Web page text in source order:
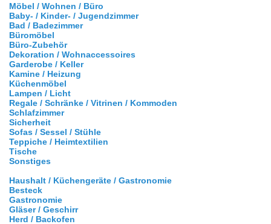
Möbel / Wohnen / Büro
Baby- / Kinder- / Jugendzimmer
Bad / Badezimmer
Büromöbel
Büro-Zubehör
Dekoration / Wohnaccessoires
Garderobe / Keller
Kamine / Heizung
Küchenmöbel
Lampen / Licht
Regale / Schränke / Vitrinen / Kommoden
Schlafzimmer
Sicherheit
Sofas / Sessel / Stühle
Teppiche / Heimtextilien
Tische
Sonstiges
Haushalt / Küchengeräte / Gastronomie
Besteck
Gastronomie
Gläser / Geschirr
Herd / Backofen